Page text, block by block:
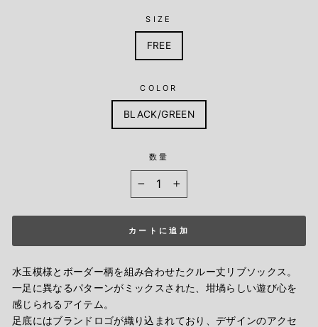
SIZE
FREE
COLOR
BLACK/GREEN
数量
+
カートに追加
水玉模様とボーダー柄を組み合わせたクルー丈リブソックス。
一足に異なるパターンがミックスされた、坩堝らしい遊び心を
感じられるアイテム。
足底にはブランドロゴが織り込まれており、デザインのアクセ